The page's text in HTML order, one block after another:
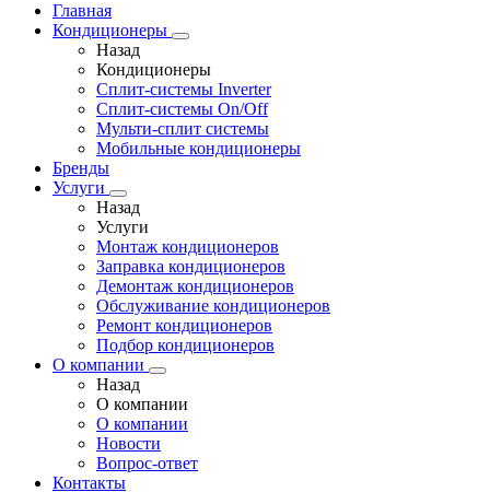
Главная
Кондиционеры
Назад
Кондиционеры
Сплит-системы Inverter
Сплит-системы On/Off
Мульти-сплит системы
Мобильные кондиционеры
Бренды
Услуги
Назад
Услуги
Монтаж кондиционеров
Заправка кондиционеров
Демонтаж кондиционеров
Обслуживание кондиционеров
Ремонт кондиционеров
Подбор кондиционеров
О компании
Назад
О компании
О компании
Новости
Вопрос-ответ
Контакты